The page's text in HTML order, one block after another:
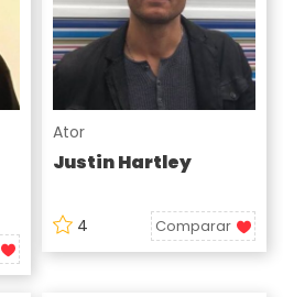
Ator
Justin Hartley
4 Comparar